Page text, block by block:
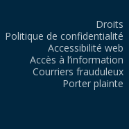
Droits
Politique de confidentialité
Accessibilité web
Accès à l’information
Courriers frauduleux
Porter plainte